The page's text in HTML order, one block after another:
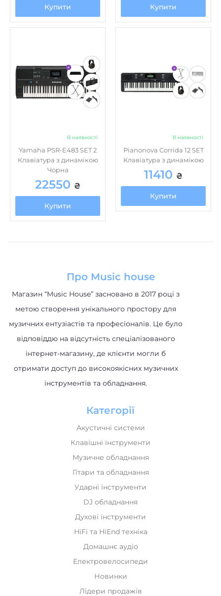
Купити Купити
В наявності
Yamaha PSR-E483 SET 2
Клавіатура з динамікою
Чорна
22550 ₴
Купити
В наявності
Pianonova Corrida 12 SET
Клавіатура з динамікою
11410 ₴
Купити
Про Music house
Магазин “Music House” засновано в 2017 році з
метою створення унікального простору для
музичних ентузіастів та професіоналів. Це було
відповіддю на відсутність спеціалізованого
інтернет-магазину, де клієнти могли б
отримати доступ до високоякісних музичних
інструментів та обладнання.
Категорії
Акустичні системи
Клавішні інструменти
Музичне обладнання
Гітари та обладнання
Ударні інструменти
DJ обладнання
Духові інструменти
HiFi та HiEnd техніка
Домашнє аудіо
Електровелосипеди
Новинки
Лідери продажів